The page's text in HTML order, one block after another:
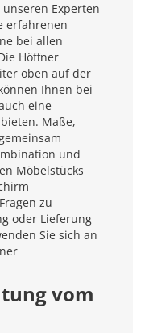
Experten
erfahrenen
bei allen
Höffner
oben auf der
Ihnen bei
eine
Maße,
und
Möbelstücks
zu
oder Lieferung
Sie sich an
vom